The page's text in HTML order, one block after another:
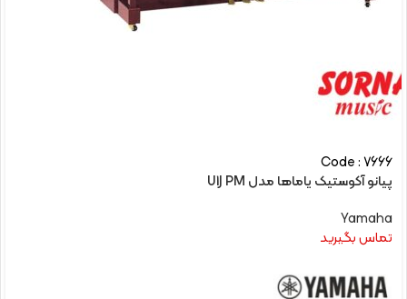
Code : 7666
پیانو آکوستیک یاماها مدل U1J PM
Yamaha
تماس بگیرید